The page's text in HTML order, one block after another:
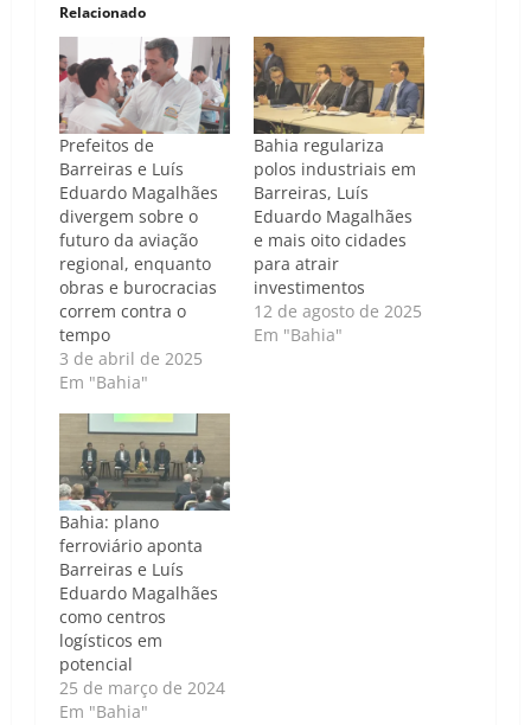
Relacionado
Prefeitos de
Barreiras e Luís
Eduardo Magalhães
divergem sobre o
futuro da aviação
regional, enquanto
obras e burocracias
correm contra o
tempo
3 de abril de 2025
Em "Bahia"
Bahia regulariza
polos industriais em
Barreiras, Luís
Eduardo Magalhães
e mais oito cidades
para atrair
investimentos
12 de agosto de 2025
Em "Bahia"
Bahia: plano
ferroviário aponta
Barreiras e Luís
Eduardo Magalhães
como centros
logísticos em
potencial
25 de março de 2024
Em "Bahia"